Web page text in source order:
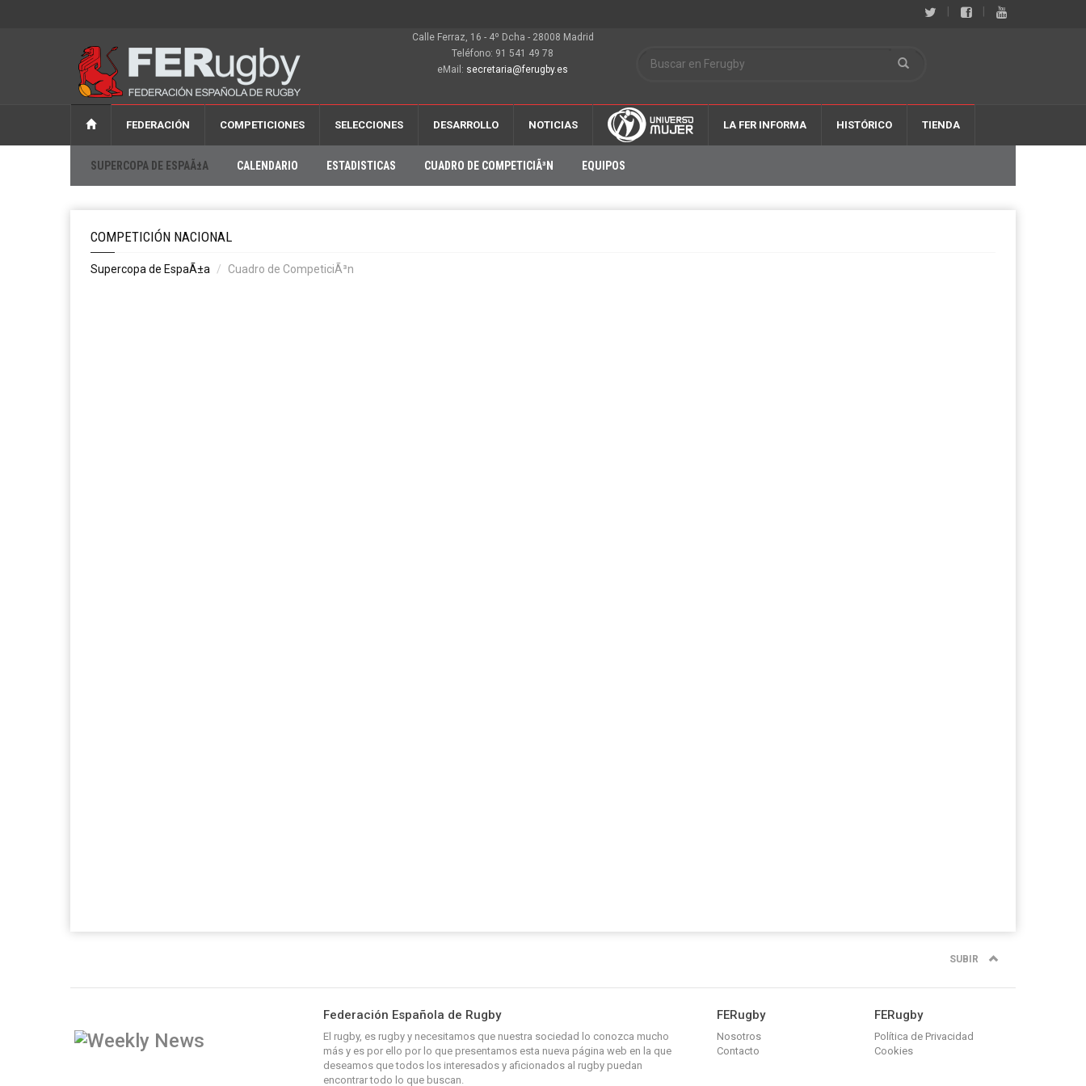
Calle Ferraz, 16 - 4º Dcha - 28008 Madrid
Teléfono: 91 541 49 78
eMail: secretaria@ferugby.es
FEDERACIÓN COMPETICIONES SELECCIONES DESARROLLO NOTICIAS LA FER INFORMA HISTÓRICO TIENDA
SUPERCOPA DE ESPAÃ±A CALENDARIO ESTADISTICAS CUADRO DE COMPETICIÃ³N EQUIPOS
COMPETICIÓN NACIONAL
Supercopa de EspaÃ±a Cuadro de CompeticiÃ³n
SUBIR
Federación Española de Rugby
El rugby, es rugby y necesitamos que nuestra sociedad lo conozca mucho
más y es por ello por lo que presentamos esta nueva página web en la que
deseamos que todos los interesados y aficionados al rugby puedan
encontrar todo lo que buscan.
FERugby
Nosotros
Contacto
FERugby
Política de Privacidad
Cookies